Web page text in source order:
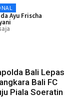
Ayu Frischa
Bali Lepas
Bali FC
Piala Soeratin